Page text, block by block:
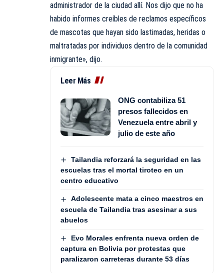
administrador de la ciudad allí. Nos dijo que no ha
habido informes creíbles de reclamos específicos
de mascotas que hayan sido lastimadas, heridas o
maltratadas por individuos dentro de la comunidad
inmigrante», dijo.
Leer Más
ONG contabiliza 51
presos fallecidos en
Venezuela entre abril y
julio de este año
Tailandia reforzará la seguridad en las
escuelas tras el mortal tiroteo en un
centro educativo
Adolescente mata a cinco maestros en
escuela de Tailandia tras asesinar a sus
abuelos
Evo Morales enfrenta nueva orden de
captura en Bolivia por protestas que
paralizaron carreteras durante 53 días